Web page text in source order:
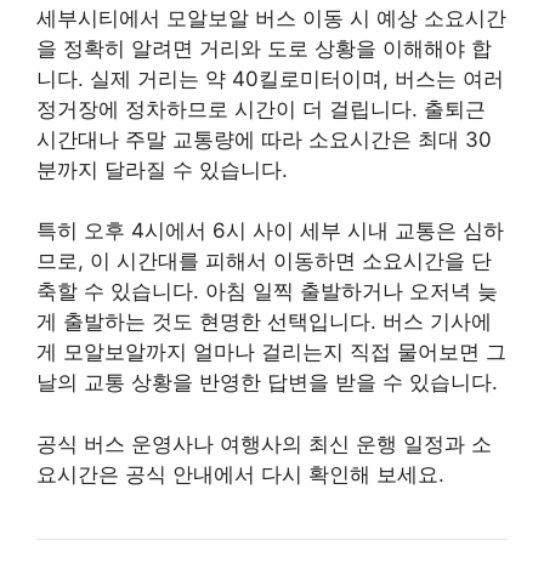
세부시티에서 모알보알 버스 이동 시 예상 소요시간
을 정확히 알려면 거리와 도로 상황을 이해해야 합
니다. 실제 거리는 약 40킬로미터이며, 버스는 여러
정거장에 정차하므로 시간이 더 걸립니다. 출퇴근
시간대나 주말 교통량에 따라 소요시간은 최대 30
분까지 달라질 수 있습니다.
특히 오후 4시에서 6시 사이 세부 시내 교통은 심하
므로, 이 시간대를 피해서 이동하면 소요시간을 단
축할 수 있습니다. 아침 일찍 출발하거나 오저녁 늦
게 출발하는 것도 현명한 선택입니다. 버스 기사에
게 모알보알까지 얼마나 걸리는지 직접 물어보면 그
날의 교통 상황을 반영한 답변을 받을 수 있습니다.
공식 버스 운영사나 여행사의 최신 운행 일정과 소
요시간은 공식 안내에서 다시 확인해 보세요.